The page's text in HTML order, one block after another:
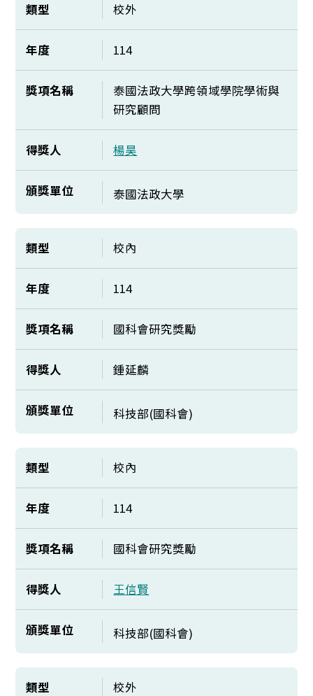
類型 校外
年度 114
獎項名稱
泰國法政大學跨領域學院學術與
研究顧問
得獎人 楊昊
頒獎單位 泰國法政大學
類型 校內
年度 114
獎項名稱 國科會研究獎勵
得獎人 鍾延麟
頒獎單位 科技部(國科會)
類型 校內
年度 114
獎項名稱 國科會研究獎勵
得獎人 王信賢
頒獎單位 科技部(國科會)
類型 校外